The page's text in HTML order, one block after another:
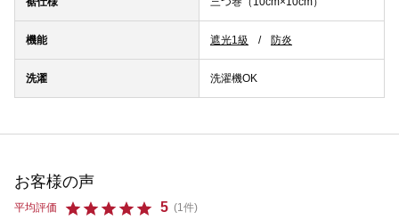
機能 遮光1級 防炎
洗濯 洗濯機OK
お客様の声
平均評価 5 (1件)